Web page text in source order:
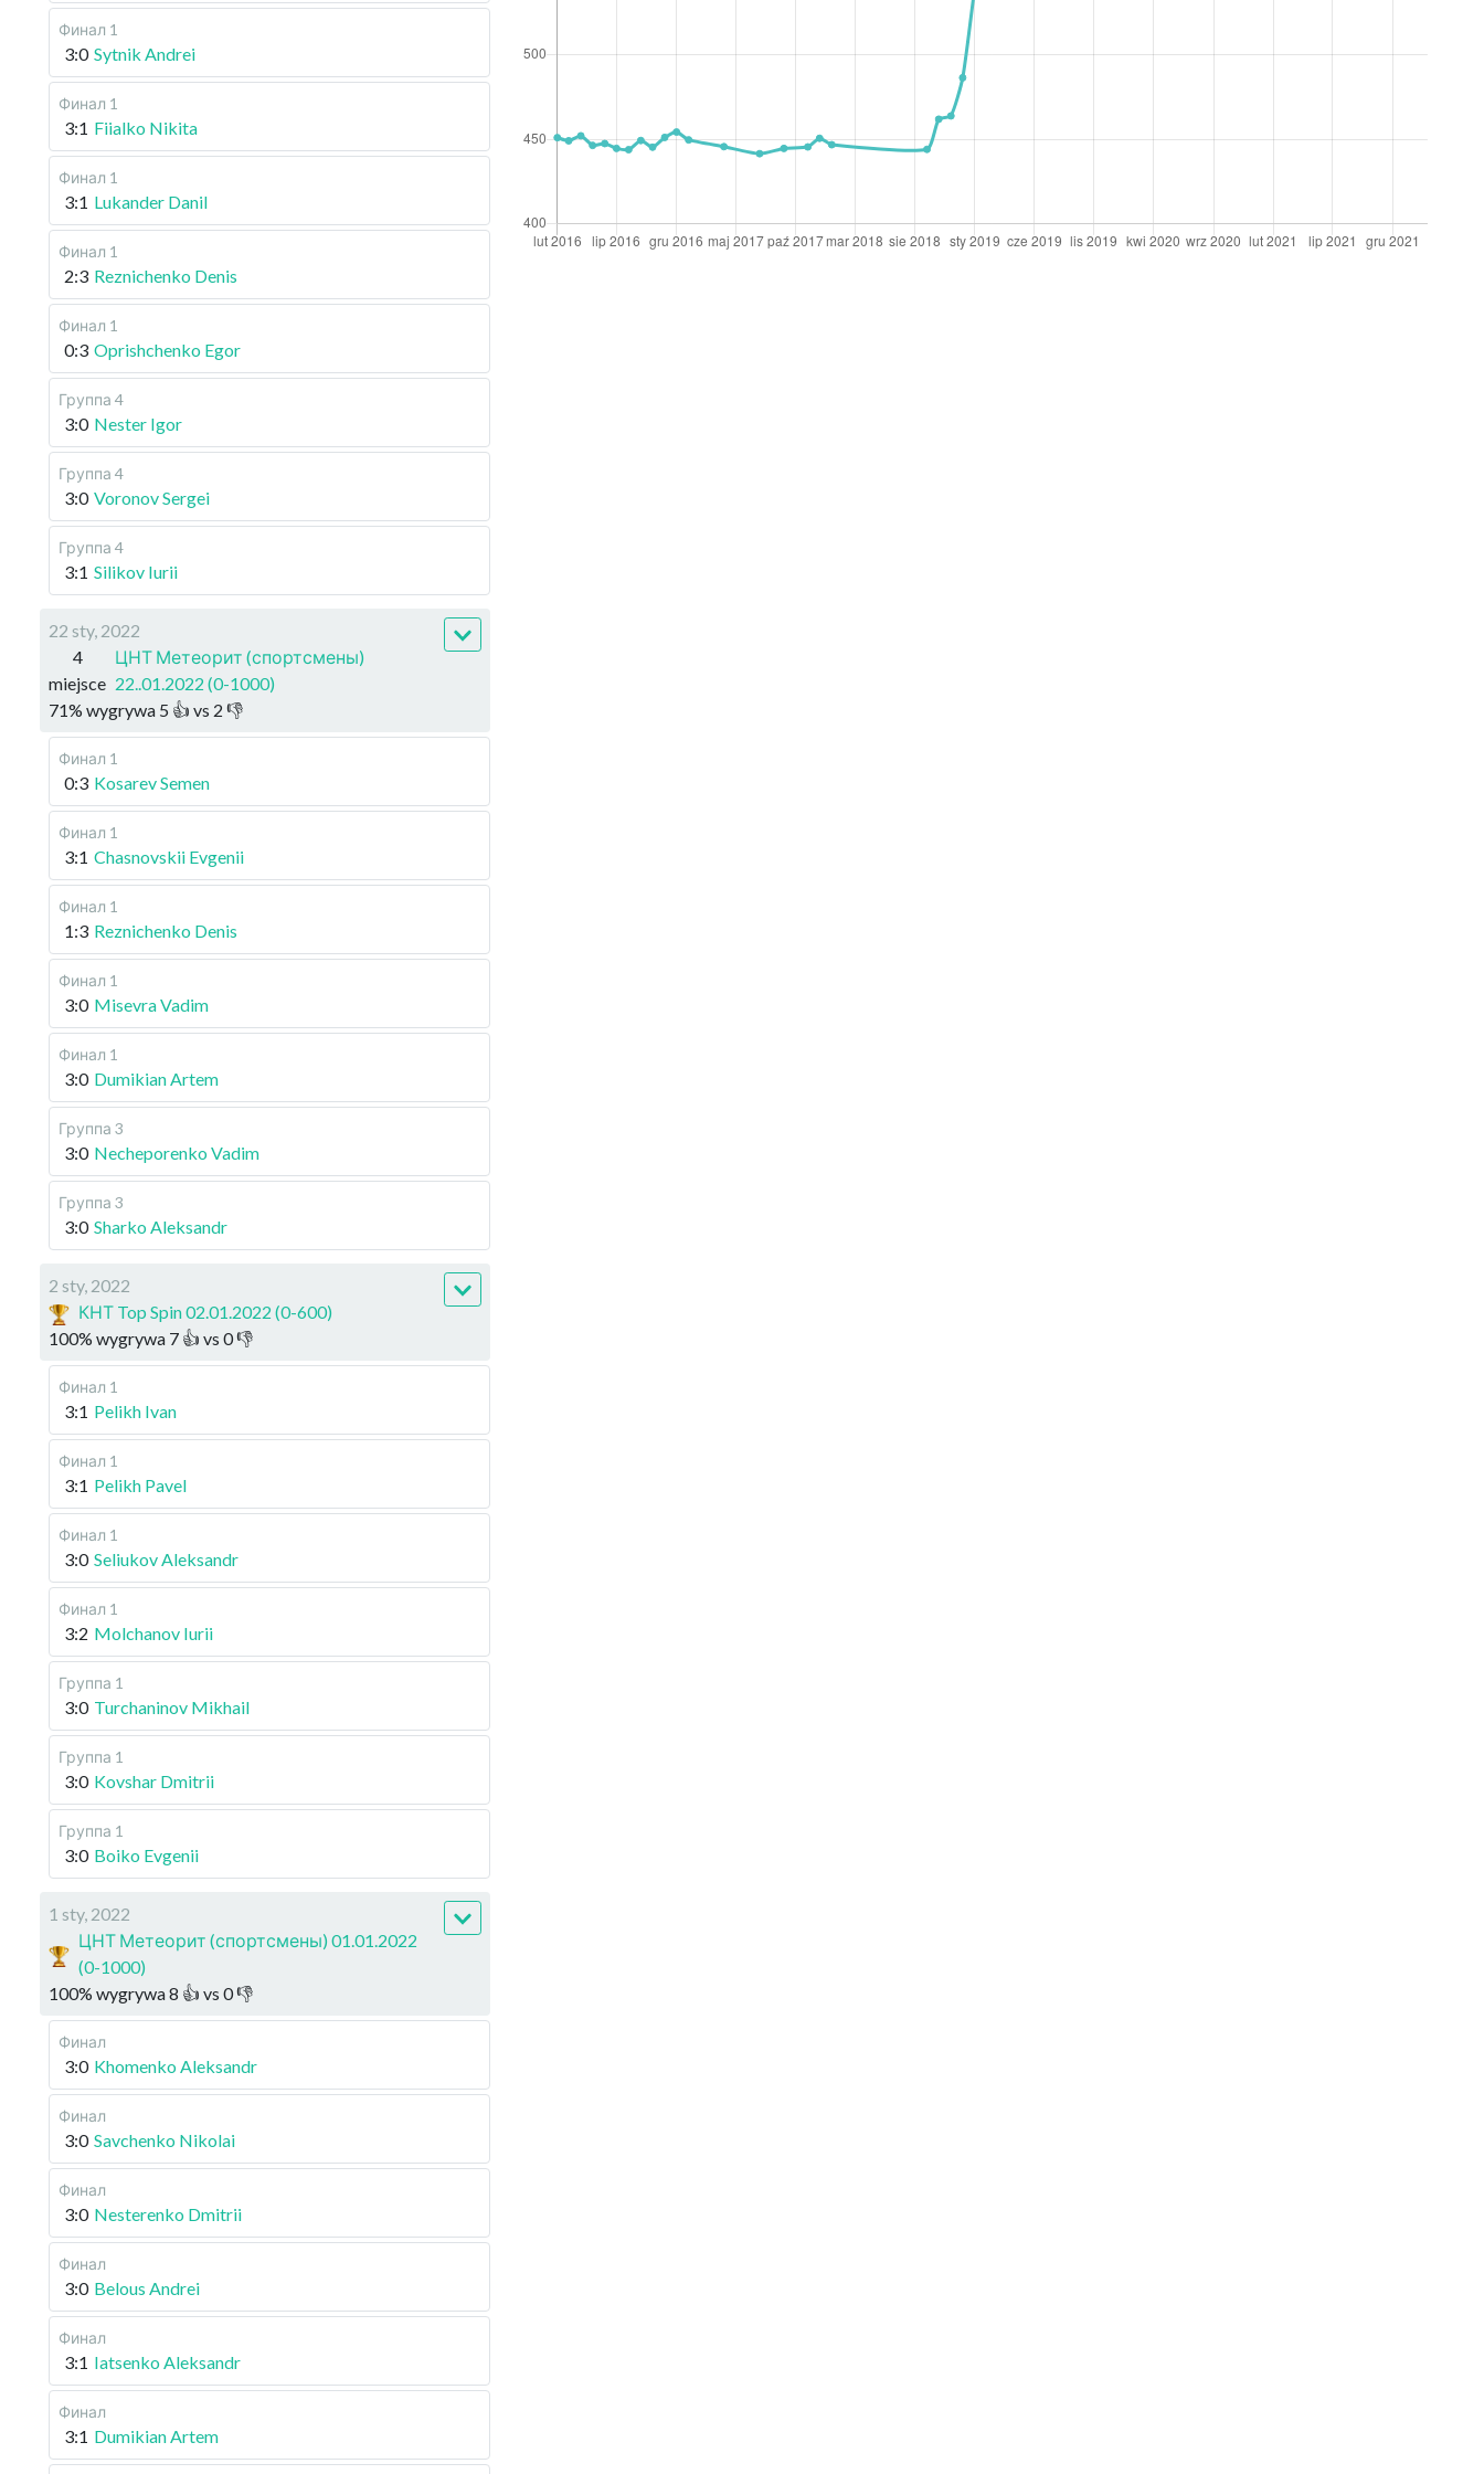
Финал 1
3:0 Sytnik Andrei
Финал 1
3:1 Fiialko Nikita
Финал 1
3:1 Lukander Danil
Финал 1
2:3 Reznichenko Denis
Финал 1
0:3 Oprishchenko Egor
Группа 4
3:0 Nester Igor
Группа 4
3:0 Voronov Sergei
Группа 4
3:1 Silikov Iurii
22 sty, 2022
4
miejsce
ЦНТ Метеорит (спортсмены)
22..01.2022 (0-1000)
71% wygrywa 5 👍 vs 2 👎
Финал 1
0:3 Kosarev Semen
Финал 1
3:1 Chasnovskii Evgenii
Финал 1
1:3 Reznichenko Denis
Финал 1
3:0 Misevra Vadim
Финал 1
3:0 Dumikian Artem
Группа 3
3:0 Necheporenko Vadim
Группа 3
3:0 Sharko Aleksandr
2 sty, 2022
КНТ Top Spin 02.01.2022 (0-600)
100% wygrywa 7 👍 vs 0👎
Финал 1
3:1 Pelikh Ivan
Финал 1
3:1 Pelikh Pavel
Финал 1
3:0 Seliukov Aleksandr
Финал 1
3:2 Molchanov Iurii
Группа 1
3:0 Turchaninov Mikhail
Группа 1
3:0 Kovshar Dmitrii
Группа 1
3:0 Boiko Evgenii
1 sty, 2022
ЦНТ Метеорит (спортсмены) 01.01.2022
(0-1000)
100% wygrywa8 👍 vs 0👎
Финал
3:0 Khomenko Aleksandr
Финал
3:0 Savchenko Nikolai
Финал
3:0 Nesterenko Dmitrii
Финал
3:0 Belous Andrei
Финал
3:1 Iatsenko Aleksandr
Финал
3:1 Dumikian Artem